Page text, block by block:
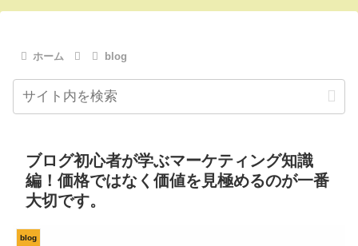
ホーム blog
ブログ初心者が学ぶマーケティング知識
編！価格ではなく価値を見極めるのが一番
大切です。
blog